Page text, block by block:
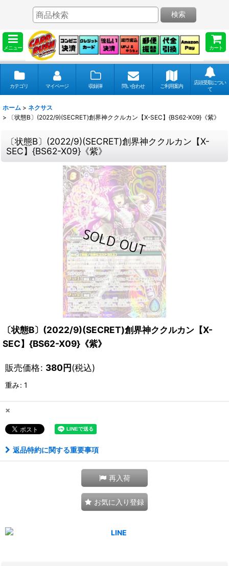
メニュー カート
検索
カテゴリ マイページ 収録弾 問い合わせ ご利用案内
店頭受取につい
て
ホーム > ネクサス
>
〔状態B〕(2022/9)(SECRET)創界神ククルカン【X-SEC】{BS62-X09}《紫》
〔状態B〕(2022/9)(SECRET)創界神ククルカン【X-
SEC】{BS62-X09}《紫》
〔状態B〕(2022/9)(SECRET)創界神ククルカン【X-
SEC】{BS62-X09}《紫》
販売価格: 380円(税込)
重み: 1
×
返品特約に関する重要事項
再入荷
お気に入り登録